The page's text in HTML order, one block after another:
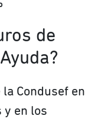
de
Condusef en
y en los